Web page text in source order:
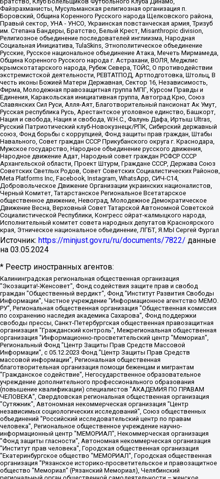
Файзрахманисты, Мусульманская религиозная организация п.
Боровский, Община Коренного Русского народа Щелковского района,
Правый сектор, УНА - УНСО, Украинская повстанческая армия, Тризуб
им. Степана Бандеры, Братство, Белый Крест, Misanthropic division,
Религиозное объединение последователей инглиизма, Народная
Социальная Инициатива, TulaSkins, Этнополитическое объединение
Русские, Русское национальное объединение Атака, Мечеть Мирмамеда,
Община Коренного Русского народа г. Астрахани, ВОЛЯ, Меджлис
крымскотатарского народа, Рубеж Севера, ТОЙС, О противодействии
экстремистской деятельности, РЕВТАТПОД, Артподготовка, Штольц, В
честь иконы Божией Матери Державная, Сектор 16, Независимость,
Фирма, Молодежная правозащитная группа МПГ, Курсом Правды и
Единения, Каракольская инициативная группа, Автоград Крю, Союз
Славянских Сил Руси, Алля-Аят, Благотворительный пансионат Ак Умут,
Русская республика Русь, Арестантское уголовное единство, Башкорт,
Нация и свобода, Нация и свобода, W.H.С., Фалунь Дафа, Иртыш Ultras,
Русский Патриотический клуб-Новокузнецк/РПК, Сибирский державный
союз, Фонд борьбы с коррупцией, Фонд защиты прав граждан, Штабы
Навального, Совет граждан СССР Прикубанского округа г. Краснодара,
Мужское государство, Народное объединение русского движения,
Народное движение Адат, Народный совет граждан РСФСР СССР
Архангельской области, Проект Штурм, Граждане СССР, Держава Союз
Советских Светлых Родов, Совет Советских Социалистических Районов,
Meta Platforms Inc, Facebook, Instagram, WhatsApp, СИЧ-С14,
Добровольческое Движение Организации украинских националистов,
Черный Комитет, Татарстанское Региональное Всетатарское
общественное движение, Невоград, Молодежное Демократическое
Движение Весна, Верховный Совет Татарской Автономной Советской
Социалистической Республики, Конгресс ойрат-калмыцкого народа,
Исполнительный комитет совета народных депутатов Красноярского
края, Этническое национальное объединение, ЛГБТ, Я.МЫ Сергей Фургал
Источник: https://minjust.gov.ru/ru/documents/7822/ данные
на 03.05.2024
* Реестр иностранных агентов:
Калининградская региональная общественная организация "Экозащита!-Женсовет", Фонд содействия защите прав и свобод граждан "Общественный вердикт", Фонд "Институт Развития Свободы Информации", Частное учреждение "Информационное агентство МЕМО. РУ", Региональная общественная организация "Общественная комиссия по сохранению наследия академика Сахарова", Фонд поддержки свободы прессы, Санкт-Петербургская общественная правозащитная организация "Гражданский контроль", Межрегиональная общественная организация "Информационно-просветительский центр "Мемориал", Региональный Фонд "Центр Защиты Прав Средств Массовой Информации", с 05.12.2023 Фонд "Центр Защиты Прав Средств массовой информации", Региональная общественная благотворительная организация помощи беженцам и мигрантам "Гражданское содействие", Негосударственное образовательное учреждение дополнительного профессионального образования (повышение квалификации) специалистов "АКАДЕМИЯ ПО ПРАВАМ ЧЕЛОВЕКА", Свердловская региональная общественная организация "Сутяжник", Автономная некоммерческая организация "Центр независимых социологических исследований", Союз общественных объединений "Российский исследовательский центр по правам человека", Региональное общественное учреждение научно-информационный центр "МЕМОРИАЛ", Некоммерческая организация "Фонд защиты гласности", Автономная некоммерческая организация "Институт прав человека", Городская общественная организация "Екатеринбургское общество "МЕМОРИАЛ", Городская общественная организация "Рязанское историко-просветительское и правозащитное общество "Мемориал" (Рязанский Мемориал), Челябинский региональный орган общественной самодеятельности – женское общественное объединение "Женщины Евразии", Челябинский региональный орган общественной самодеятельности "Уральская правозащитная группа", Фонд содействия защите здоровья и социальной справедливости имени Андрея Рылькова, Автономная Некоммерческая Организация "Аналитический Центр Юрия Левады", Автономная некоммерческая организация социальной поддержки населения "Проект Апрель", Региональная общественная организация помощи женщинам и детям, находящимся в кризисной ситуации "Информационно-методический центр "Анна", Фонд содействия развитию массовых коммуникаций и правовому просвещению "Так-так-Так", Фонд содействия устойчивому развитию "Серебряная тайга", Свердловский региональный общественный фонд социальных проектов "Новое время", "Idel.Реалии", Кавказ.Реалии, Крым.Реалии, Телеканал Настоящее Время, Татаро-башкирская служба Радио Свобода (Azatliq Radiosi), Радио Свободная Европа/Радио Свобода (PCE/PC), "Сибирь.Реалии", "Фактограф", Благотворительный фонд помощи осужденным и их семьям, Автономная некоммерческая организация "Институт глобализации и социальных движений", Фонд "В защиту прав заключенных", Частное учреждение "Центр поддержки и содействия развитию средств массовой информации", Пензенский региональный общественный благотворительный фонд "Гражданский союз", "Север.Реалии", Некоммерческая организация Фонд "Правовая инициатива", Общество с ограниченной ответственностью "Радио Свободная Европа/Радио Свобода", Чешское информационное агентство "MEDIUM-ORIENT", Красноярская региональная общественная организация "Мы против СПИДа", Камалягин Денис Николаевич, Маркелов Сергей Евгеньевич, Пономарев Лев Александрович, Савицкая Людмила Алексеевна, Автономная некоммерческая организация "Центр по работе с проблемой насилия "НАСИЛИЮ.НЕТ", Межрегиональный профессиональный союз работников здравоохранения "Альянс врачей", Юридическое лицо, зарегистрированное в Латвийской Республике, SIA "Medusa Project" (регистрационный номер 40103797863, дата регистрации 10.06.2014), Некоммерческая организация "Фонд по борьбе с коррупцией", Автономная некоммерческая организация "Институт права и публичной политики", Баданин Роман Сергеевич, Гликин Максим Александрович, Железнова Мария Михайловна, Лукьянова Юлия Сергеевна, Маетная Елизавета Витальевна, Маняхин Петр Борисович, Чуракова Ольга Владимировна, Ярош Юлия Петровна, Юридическое лицо "The Insider SIA", зарегистрированное в Риге, Латвийская Республика (дата регистрации 26.06.2015), являющееся администратором доменного имени интернет-издания "The Insider SIA", https://theins.ru, Постернак Алексей Евгеньевич, Рубин Михаил Аркадьевич, Анин Роман Александрович, Юридическое лицо Istories fonds, зарегистрированное в Латвийской Республике (регистрационный номер 50008295751, дата регистрации 24.02.2020), Великовский Дмитрий Александрович, Долинина Ирина Николаевна, Мароховская Алеся Алексеевна, Шлейнов Роман Юрьевич, Шмагун Олеся Валентиновна, Общество с ограниченной ответственностью "Альтаир 2021", Общество с ограниченной ответственностью "Вега 2021", Общество с ограниченной ответственностью "Главный редактор 2021", Общество с ограниченной ответственностью "Ромашки монолит", Важенков Артем Валерьевич, Ивановская областная общественная организация "Центр гендерных исследований", Гурман Юрий Альбертович, Медиапроект "ОВД-Инфо", Егоров Владимир Владимирович, Жилинский Владимир Александрович, Общество с ограниченной ответственностью "ЗП", Иванова София Юрьевна, Карезина Инна Павловна, Кильтау Екатерина Викторовна, Петров Алексей Викторович, Пискунов Сергей Евгеньевич, Смирнов Сергей Сергеевич, Тихонов Михаил Сергеевич, Общество с ограниченной ответственностью "ЖУРНАЛИСТ-ИНОСТРАННЫЙ АГЕНТ", Арапова Галина Юрьевна, Вольтская Татьяна Анатольевна, Американская компания "Mason G.E.S. Anonymous Foundation" (США), являющаяся владельцем интернет-издания https://mnews.world/, Компания "Stichting Bellingcat", зарегистрированная в Нидерландах (дата регистрации 11.07.2018), Захаров Андрей Вячеславович, Клепиковская Екатерина Дмитриевна, Общество с ограниченной ответственностью "МЕМО", Перл Роман Александрович, Симонов Евгений Алексеевич, Соловьева Елена Анатольевна, Сотников Даниил Владимирович, Сурначева Елизавета Дмитриевна, Автономная некоммерческая организация по защите прав человека и информированию населения "Якутия – Наше Мнение", Общество с ограниченной ответственностью "Москоу диджитал медиа", с 26.01.2023 Общество с ограниченной ответственностью "Чайка Белые сады", Ветошкина Валерия Валерьевна, Заговора Максим Александрович, Межрегиональное общественное движение "Российская ЛГБТ - сеть", Оленичев Максим Владимирович, Павлов Иван Юрьевич, Скворцова Елена Сергеевна, Общество с ограниченной ответственностью "Как бы инагент", Кочетков Игорь Викторович, Общество с ограниченной ответственностью "Честные выборы", Еланчик Олег Александрович, Общество с ограниченной ответственностью "Нобелевский призыв", Гималова Регина Эмилевна, Григорьев Андрей Валерьевич, Григорьева Алина Александровна, Ассоциация по содействию защите прав призывников, альтернативнослужащих и военнослужащих "Правозащитная группа "Гражданин.Армия.Право", Хисамова Регина Фаритовна, Автономная некоммерческая организация по реализации социально-правовых программ "Лилит", Дальневосточное общественное движение "Маяк", Санкт-Петербургская ЛГБТ-инициативная группа "Выход", Инициативная группа ЛГБТ+ "Реверс", Алексеев Андрей Викторович, Бекбулатова Таисия Львовна, Беляев Иван Михайлович, Владыкина Елена Сергеевна, Гельман Марат Александрович, Никульшина Вероника Юрьевна, Толоконникова Надежда Андреевна, Шендерович Виктор Анатольевич, Общество с ограниченной ответственностью "Данное сообщение", Общество с ограниченной ответственностью Издательский дом "Новая глава", Айнбиндер Александра Александровна, Московский комьюнити-центр для ЛГБТ+инициатив, Благотворительный фонд развития филантропии, Deutsche Welle (Германия, Kurt-Schumacher-Strasse 3, 53113 Bonn), Борзунова Мария Михайловна, Воробьев Виктор Викторович, Голубева Анна Львовна, Константинова Алла Михайловна, Малкова Ирина Владимировна, Мурадов Мурад Абдулгалимович, Осетинская Елизавета Николаевна, Понасенков Евгений Николаевич, Ганапольский Матвей Юрьевич, Киселев Евгений Алексеевич, Борухович Ирина Григорьевна, Дремин Иван Тимофеевич, Дубровский Дмитрий Викторович, Красноярская региональная общественная организация поддержки и развития альтернативных образовательных технологий и межкультурных коммуникаций "ИНТЕРРА", Маяковская Екатерина Алексеевна, Фейгин Марк Захарович, Филимонов Андрей Викторович, Дзугкоева Регина Николаевна, Доброхотов Роман Александрович, Дудь Юрий Александрович, Елкин Сергей Владимирович, Кругликов Кирилл Игоревич, Сабунаева Мария Леонидовна, Семенов Алексей Владимирович, Шаинян Карен Багратович, Шульман Екатерина Михайловна, Асафьев Артур Валерьевич, Вахштайн Виктор Семенович, Венедиктов Алексей Алексеевич, Лушникова Екатерина Евгеньевна, Волков Леонид Михайлович, Невзоров Александр Глебович, Пархоменко Сергей Борисович, Сироткин Ярослав Николаевич, Кара-Мурза Владимир Владимирович, Баранова Наталья Владимировна, Гозман Леонид Яковлевич, Кагарлицкий Борис Юльевич, Климарев Михаил Валерьевич, Милов Владимир Станиславович, Автономная некоммерческая организация Краснодарский центр современного искусства "Типография", Моргенштерн Алишер Тагирович, Соболь Любовь Эдуардовна, Общество с ограниченной ответственностью "ЛИЗА НОРМ", Каспаров Гарри Кимович, Ходорковский Михаил Борисович, Общество с ограниченной ответственностью "Апрельские тезисы", Данилович Ирина Брониславовна, Кашин Олег Владимирович, Петров Николай Владимирович, Пивоваров Алексей Владимирович, Соколов Михаил Владимирович, Цветкова Юлия Владимировна, Чичваркин Евгений Александрович, Комитет против пыток/Команда против пыток, Общество с ограниченной ответственностью "Первый научный", Общество с ограниченной ответственностью "Вертолет и ко", Белоцерковская Вероника Борисовна, Кац Максим Евгеньевич, Лазарева Татьяна Юрьевна, Шаведдинов Руслан Табризович, Яшин Илья Валерьевич, Общество с ограниченной ответственностью "Иноагент ААВ", Алешковский Дмитрий Петрович, Альбац Евгения Марковна, Быков Дмитрий Львович, Галямина Юлия Евгеньевна, Лойко Сергей Леонидович, Мартынов Кирилл Константинович, Медведев Сергей Александрович, Крашенинников Федор Геннадиевич, Гордеева Катерина Вл